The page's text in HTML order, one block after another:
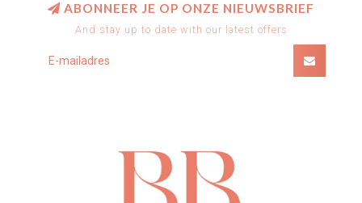
ABONNEER JE OP ONZE NIEUWSBRIEF
And stay up to date with our latest offers